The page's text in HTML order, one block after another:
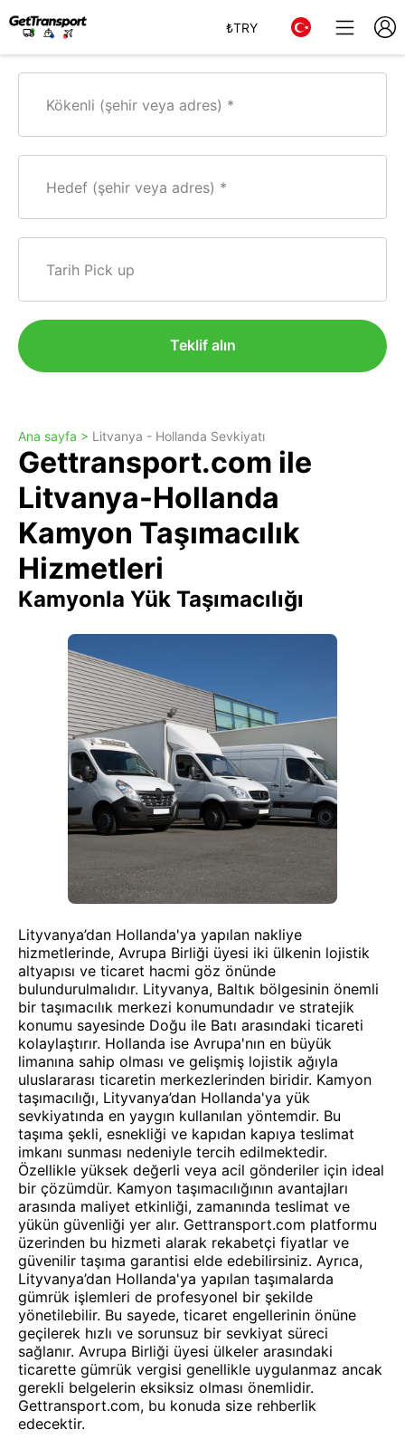
₺TRY
Kökenli (şehir veya adres)
Hedef (şehir veya adres)
Tarih Pick up
Teklif alın
Ana sayfa > Litvanya - Hollanda Sevkiyatı
Gettransport.com ile
Litvanya-Hollanda
Kamyon Taşımacılık
Hizmetleri
Kamyonla Yük Taşımacılığı
Lityvanya’dan Hollanda'ya yapılan nakliye
hizmetlerinde, Avrupa Birliği üyesi iki ülkenin lojistik
altyapısı ve ticaret hacmi göz önünde
bulundurulmalıdır. Lityvanya, Baltık bölgesinin önemli
bir taşımacılık merkezi konumundadır ve stratejik
konumu sayesinde Doğu ile Batı arasındaki ticareti
kolaylaştırır. Hollanda ise Avrupa'nın en büyük
limanına sahip olması ve gelişmiş lojistik ağıyla
uluslararası ticaretin merkezlerinden biridir. Kamyon
taşımacılığı, Lityvanya’dan Hollanda'ya yük
sevkiyatında en yaygın kullanılan yöntemdir. Bu
taşıma şekli, esnekliği ve kapıdan kapıya teslimat
imkanı sunması nedeniyle tercih edilmektedir.
Özellikle yüksek değerli veya acil gönderiler için ideal
bir çözümdür. Kamyon taşımacılığının avantajları
arasında maliyet etkinliği, zamanında teslimat ve
yükün güvenliği yer alır. Gettransport.com platformu
üzerinden bu hizmeti alarak rekabetçi fiyatlar ve
güvenilir taşıma garantisi elde edebilirsiniz. Ayrıca,
Lityvanya’dan Hollanda'ya yapılan taşımalarda
gümrük işlemleri de profesyonel bir şekilde
yönetilebilir. Bu sayede, ticaret engellerinin önüne
geçilerek hızlı ve sorunsuz bir sevkiyat süreci
sağlanır. Avrupa Birliği üyesi ülkeler arasındaki
ticarette gümrük vergisi genellikle uygulanmaz ancak
gerekli belgelerin eksiksiz olması önemlidir.
Gettransport.com, bu konuda size rehberlik
edecektir.